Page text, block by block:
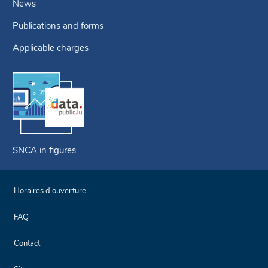
News
Publications and forms
Applicable charges
SNCA in figures
Horaires d'ouverture
FAQ
Contact